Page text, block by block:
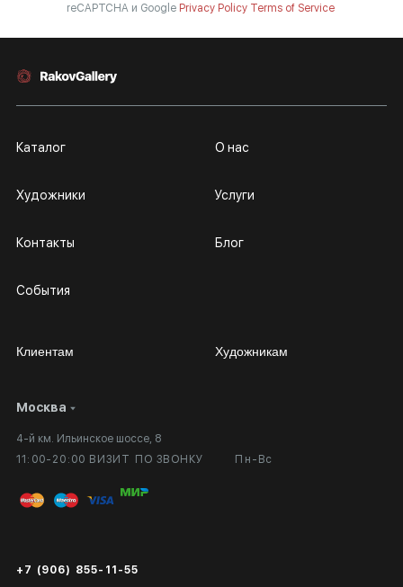
reCAPTCHA и Google Privacy Policy Terms of Service
Москва
4-й км. Ильинское шоссе, 8
11:00-20:00 ВИЗИТ ПО ЗВОНКУ
Пн-Вс
+7 (906) 855-11-55
Каталог
Художники
Контакты
События
О нас
Услуги
Блог
Клиентам
Личный кабинет
Вопросы и ответы
Публичная оферта
Экспертиза/Вывоз за границу
Художникам
Сотрудничество
Выставка в галерее